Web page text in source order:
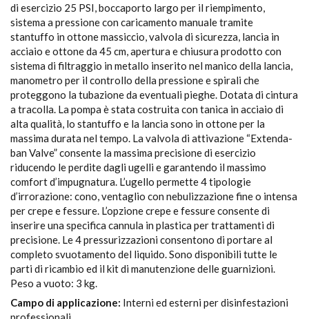
di esercizio 25 PSI, boccaporto largo per il riempimento,
sistema a pressione con caricamento manuale tramite
stantuffo in ottone massiccio, valvola di sicurezza, lancia in
acciaio e ottone da 45 cm, apertura e chiusura prodotto con
sistema di filtraggio in metallo inserito nel manico della lancia,
manometro per il controllo della pressione e spirali che
proteggono la tubazione da eventuali pieghe. Dotata di cintura
a tracolla. La pompa è stata costruita con tanica in acciaio di
alta qualità, lo stantuffo e la lancia sono in ottone per la
massima durata nel tempo. La valvola di attivazione “Extenda-
ban Valve” consente la massima precisione di esercizio
riducendo le perdite dagli ugelli e garantendo il massimo
comfort d’impugnatura. L’ugello permette 4 tipologie
d’irrorazione: cono, ventaglio con nebulizzazione fine o intensa
per crepe e fessure. L’opzione crepe e fessure consente di
inserire una specifica cannula in plastica per trattamenti di
precisione. Le 4 pressurizzazioni consentono di portare al
completo svuotamento del liquido. Sono disponibili tutte le
parti di ricambio ed il kit di manutenzione delle guarnizioni.
Peso a vuoto: 3 kg.
Campo di applicazione: Interni ed esterni per disinfestazioni